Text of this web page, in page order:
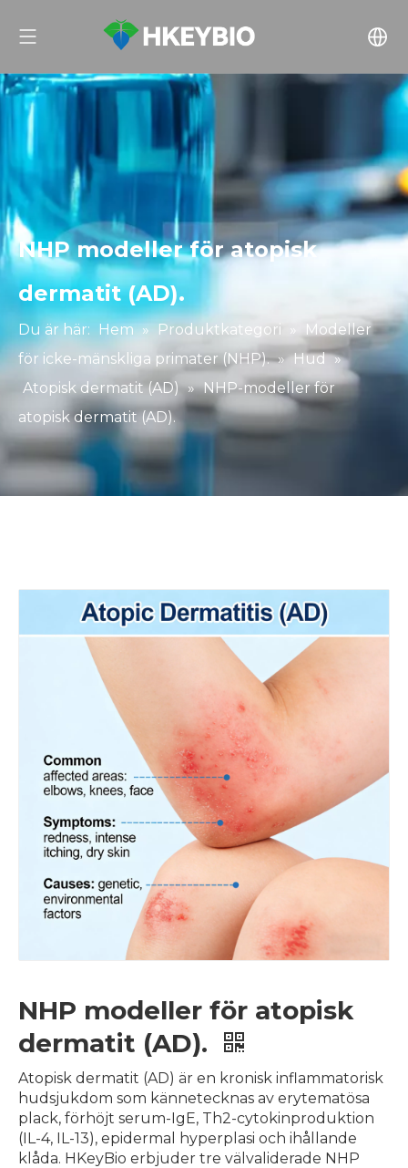
NHP modeller för atopisk
dermatit (AD).
Du är här: Hem » Produktkategori »
Modeller
för icke-mänskliga primater (NHP). » Hud »
Atopisk dermatit (AD) » NHP-modeller för
atopisk dermatit (AD).
NHP modeller för atopisk
dermatit (AD).
Atopisk dermatit (AD) är en kronisk inflammatorisk
hudsjukdom som kännetecknas av erytematösa
plack, förhöjt serum-IgE, Th2-cytokinproduktion
(IL-4, IL-13), epidermal hyperplasi och ihållande
klåda. HKeyBio erbjuder tre välvaliderade NHP